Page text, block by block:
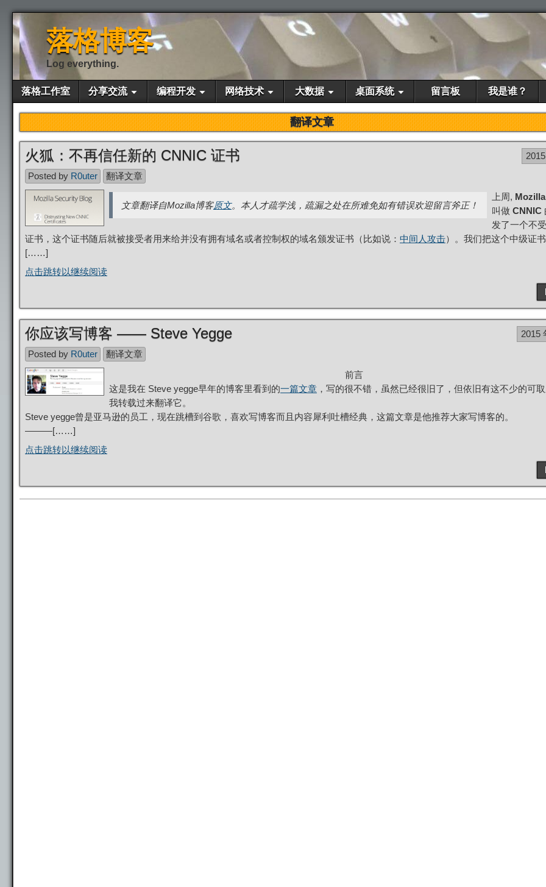
落格博客
Log everything.
落格工作室 分享交流 编程开发 网络技术 大数据 桌面系统 留言板 我是谁？
翻译文章
火狐：不再信任新的 CNNIC 证书
Posted by R0uter 翻译文章
文章翻译自Mozilla博客原文。本人才疏学浅，疏漏之处在所难免如有错误欢迎留言斧正！
上周, Mozilla
叫做 CNNIC
发了一个不
证书，这个证书随后就被接受者用来给并没有拥有域名或者控制权的域名颁发证书（比如说： 中间人攻击）。我们把这个中级证
[……]
点击跳转以继续阅读
你应该写博客 —— Steve Yegge
2015
Posted by R0uter
翻译文章
前言
这是我在 Steve yegge早年的博客里看到的一篇文章 ，写的很不错，虽然已经很旧了，但依旧有这不少的可
我转载过来翻译它。
Steve yegge曾是亚马逊的员工，现在跳槽到谷歌，喜欢写博客而且内容犀利吐槽经典，这篇文章是他推荐大家写博客的。
———[……]
点击跳转以继续阅读